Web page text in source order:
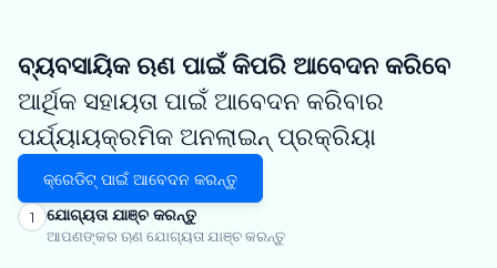
ବ୍ୟବସାୟିକ ଋଣ ପାଇଁ କିପରି ଆବେଦନ କରିବେ
ଆର୍ଥିକ ସହାୟତା ପାଇଁ ଆବେଦନ କରିବାର
ପର୍ଯ୍ୟାୟକ୍ରମିକ ଅନଲାଇନ୍ ପ୍ରକ୍ରିୟା
କ୍ରେଡିଟ୍ ପାଇଁ ଆବେଦନ କରନ୍ତୁ
1 ଯୋଗ୍ୟତା ଯାଞ୍ଚ କରନ୍ତୁ
ଆପଣଙ୍କର ଋଣ ଯୋଗ୍ୟତା ଯାଞ୍ଚ କରନ୍ତୁ